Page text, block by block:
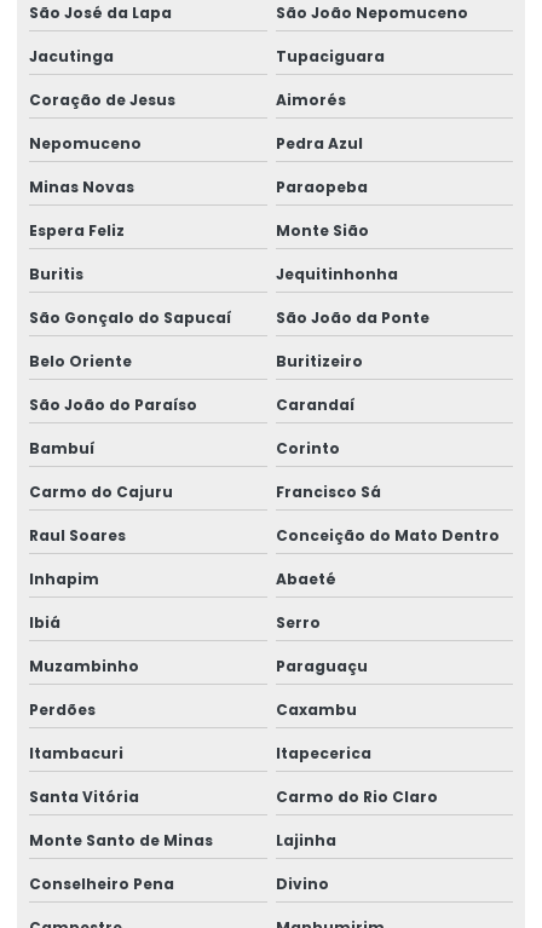
Rótulos Adesivos De Segurança
Rótulos Adesivos De Segurança Alimentar
Rótulos Adesivos Em Diferentes Formatos
Rótulos Adesivos Em Diferentes Medidas
Rótulos Adesivos Metalizados
Rótulos Adesivos Para Alimentos
Rótulos Adesivos Para Cosméticos
Rótulos Adesivos Para Empresas De Alimentos
Rótulos Adesivos Para Eventos E Festas
Rótulos Adesivos Para Identificação De Produtos
Rótulos Adesivos Para Indústria Alimentícia
Rótulos Adesivos Para Produtos De Limpeza
Rótulos Com Acabamento Fosco
Rótulos De Balança Personalizados
Rótulos De Gondola Para Loja
São José da Lapa São João Nepomuceno
Jacutinga Tupaciguara
Coração de Jesus Aimorés
Nepomuceno Pedra Azul
Minas Novas Paraopeba
Espera Feliz Monte Sião
Buritis Jequitinhonha
São Gonçalo do Sapucaí São João da Ponte
Belo Oriente Buritizeiro
São João do Paraíso Carandaí
Bambuí Corinto
Carmo do Cajuru Francisco Sá
Raul Soares Conceição do Mato Dentro
Inhapim Abaeté
Ibiá Serro
Muzambinho Paraguaçu
Perdões Caxambu
Itambacuri Itapecerica
Santa Vitória Carmo do Rio Claro
Monte Santo de Minas Lajinha
Conselheiro Pena Divino